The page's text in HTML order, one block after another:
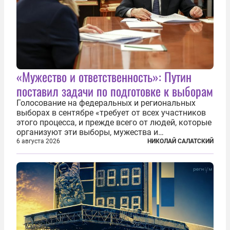
«Мужество и ответственность»: Путин
поставил задачи по подготовке к выборам
Голосование на федеральных и региональных
выборах в сентябре «требует от всех участников
этого процесса, и прежде всего от людей, которые
организуют эти выборы, мужества и
ответственного отношения к формированию
власти», — подчеркнул президент Владимир Путин
на состоявшейся 5 августа в Кремле...
6 августа 2026 НИКОЛАЙ САЛАТСКИЙ